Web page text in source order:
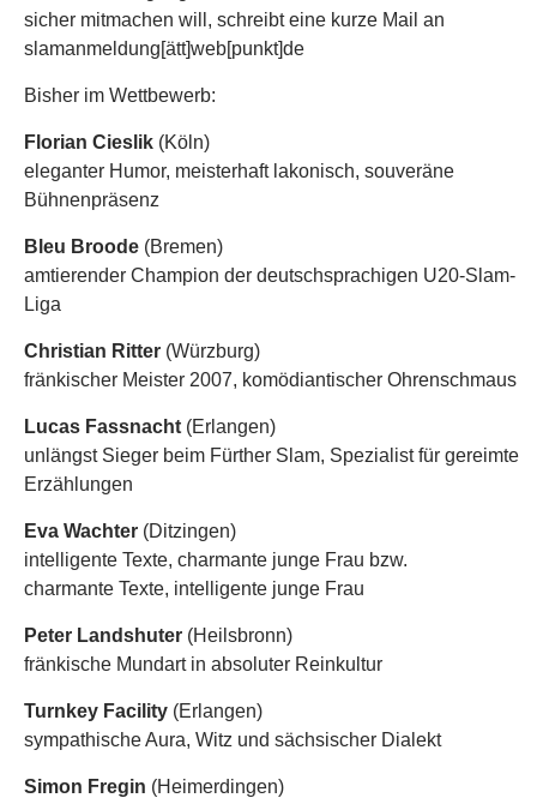
sicher mitmachen will, schreibt eine kurze Mail an
slamanmeldung[ätt]web[punkt]de
Bisher im Wettbewerb:
Florian Cieslik (Köln)
eleganter Humor, meisterhaft lakonisch, souveräne
Bühnenpräsenz
Bleu Broode (Bremen)
amtierender Champion der deutschsprachigen U20-Slam-
Liga
Christian Ritter (Würzburg)
fränkischer Meister 2007, komödiantischer Ohrenschmaus
Lucas Fassnacht (Erlangen)
unlängst Sieger beim Fürther Slam, Spezialist für gereimte
Erzählungen
Eva Wachter (Ditzingen)
intelligente Texte, charmante junge Frau bzw.
charmante Texte, intelligente junge Frau
Peter Landshuter (Heilsbronn)
fränkische Mundart in absoluter Reinkultur
Turnkey Facility (Erlangen)
sympathische Aura, Witz und sächsischer Dialekt
Simon Fregin (Heimerdingen)